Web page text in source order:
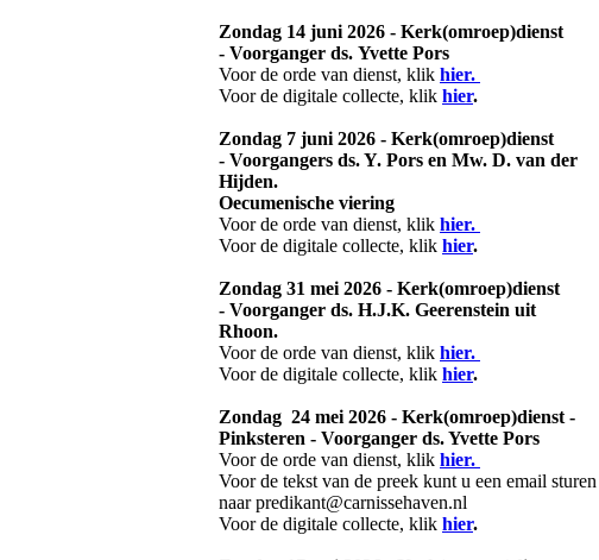
Zondag 14 juni 2026 - Kerk(omroep)dienst
- Voorganger ds. Yvette Pors
Voor de orde van dienst, klik hier.
Voor de digitale collecte, klik hier.
Zondag 7 juni 2026 - Kerk(omroep)dienst
- Voorgangers ds. Y. Pors en Mw. D. van der
Hijden.
Oecumenische viering
Voor de orde van dienst, klik hier.
Voor de digitale collecte, klik hier.
Zondag 31 mei 2026 - Kerk(omroep)dienst
- Voorganger ds. H.J.K. Geerenstein uit
Rhoon.
Voor de orde van dienst, klik hier.
Voor de digitale collecte, klik hier.
Zondag 24 mei 2026 - Kerk(omroep)dienst -
Pinksteren - Voorganger ds. Yvette Pors
Voor de orde van dienst, klik hier.
Voor de tekst van de preek kunt u een email sturen
naar predikant@carnissehaven.nl
Voor de digitale collecte, klik hier.